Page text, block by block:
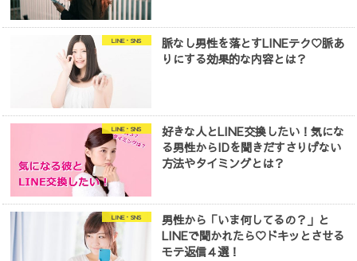
LINE・SNS
脈なし男性を落とすLINEテク♡脈あ
りにする効果的な内容とは？
LINE・SNS
好きな人とLINE交換したい！気にな
る男性からIDを聞きだすさりげない
方法やタイミングとは？
LINE・SNS
男性から「いま何してるの？」と
LINEで聞かれたら♡ドキッとさせる
モテ返信４選！